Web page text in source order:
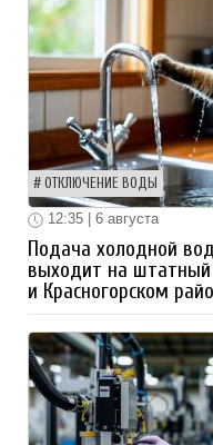
ОТКЛЮЧЕНИЕ ВОДЫ
12:35 | 6 августа
Подача холодной
выходит на
и Красногорском